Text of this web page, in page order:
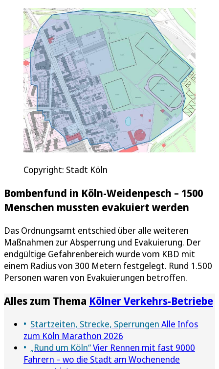
Copyright: Stadt Köln
Bombenfund in Köln-Weidenpesch – 1500
Menschen mussten evakuiert werden
Das Ordnungsamt entschied über alle weiteren
Maßnahmen zur Absperrung und Evakuierung. Der
endgültige Gefahrenbereich wurde vom KBD mit
einem Radius von 300 Metern festgelegt. Rund 1.500
Personen waren von Evakuierungen betroffen.
Alles zum Thema Kölner Verkehrs-Betriebe
Startzeiten, Strecke, Sperrungen Alle Infos
zum Köln Marathon 2026
„Rund um Köln“Vier Rennen mit fast 9000
Fahrern – wo die Stadt am Wochenende